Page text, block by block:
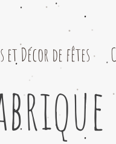
et Décor de fêtes